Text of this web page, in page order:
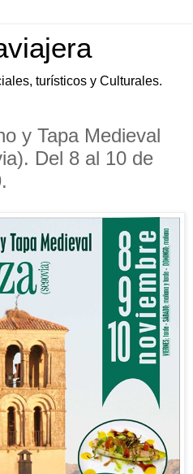
turísticos y Culturales.
y Tapa Medieval
Del 8 al 10 de